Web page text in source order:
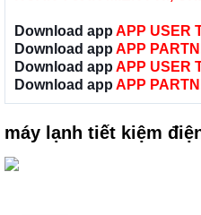
Download app APP USER
Download app APP
Download app APP USER
Download app APP
máy lạnh tiết kiệm